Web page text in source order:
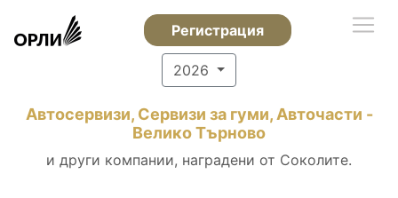
Регистрация
2026
Автосервизи, Сервизи за гуми, Авточасти -
Велико Търново
и други компании, наградени от Соколите.